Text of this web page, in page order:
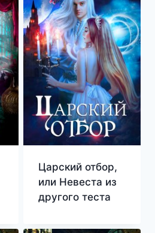
Царский отбор,
или Невеста из
другого теста